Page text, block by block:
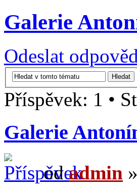
Galerie
Odeslat
Příspěvek: 1 •
Galerie
odadmin